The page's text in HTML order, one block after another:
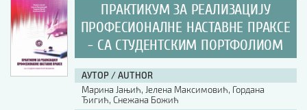
ISBN
ISSN
ПРАКТИКУМ ЗА РЕАЛИЗАЦИЈУ
ПРОФЕСИОНАЛНЕ НАСТАВНЕ ПРАКСЕ
- СА СТУДЕНТСКИМ ПОРТФОЛИОМ
АУТОР / AUTHOR
Марина Јањић, Јелена Максимовић, Гордана
Ђигић, Снежана Божић